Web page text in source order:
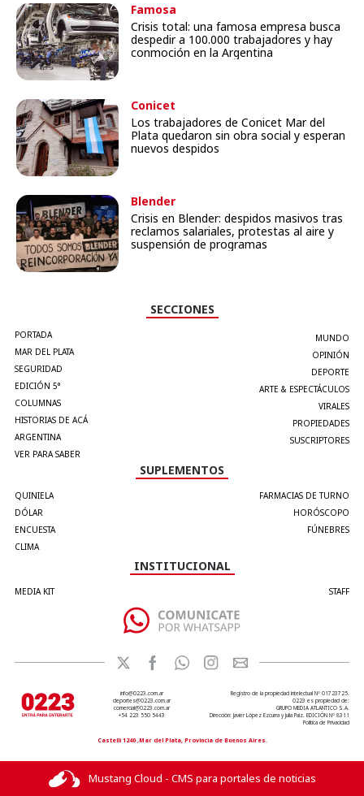
Famosa
Crisis total: una famosa empresa busca
despedir a 100.000 trabajadores y hay
conmoción en la Argentina
Conicet
Los trabajadores de Conicet Mar del
Plata quedaron sin obra social y esperan
nuevos despidos
Blender
Crisis en Blender: despidos masivos tras
reclamos salariales, protestas al aire y
suspensión de programas
SECCIONES
PORTADA
MAR DEL PLATA
SEGURIDAD
EDICIÓN 5°
COLUMNAS
HISTORIAS DE ACÁ
ARGENTINA
VER PARA SABER
MUNDO
OPINIÓN
DEPORTE
ARTE & ESPECTÁCULOS
VIRALES
PROPIEDADES
SUSCRIPTORES
SUPLEMENTOS
QUINIELA
DÓLAR
ENCUESTA
CLIMA
FARMACIAS DE TURNO
HORÓSCOPO
FÚNEBRES
INSTITUCIONAL
MEDIA KIT STAFF
info@0223.com.ar
deportes@0223.com.ar
comercial@0223.com.ar
+54 223 550 5443
Registro de la propiedad intelectual Nº 01723725.
0223 es propiedad de:
GRUPO MEDIA ATLANTICO S.A.
Dirección: Javier López Ezcurra y Julia Paiz. EDICIÓN Nº 8311
Política de Privacidad
Castelli 1240 ,Mar del Plata, Provincia de Buenos Aires.
Mustang Cloud - CMS para portales de noticias